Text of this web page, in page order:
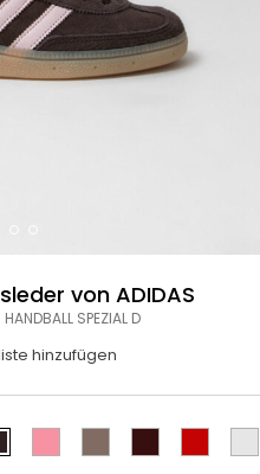
von ADIDAS
SPEZIAL D
hinzufügen